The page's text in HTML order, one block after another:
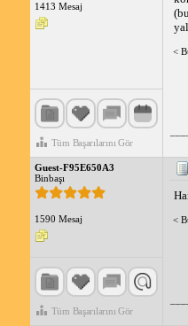
1413 Mesaj
Tüm Başarılarını Gör
<
Guest-F95E650A3
Binbaşı
1590 Mesaj
Tüm Başarılarını Gör
<